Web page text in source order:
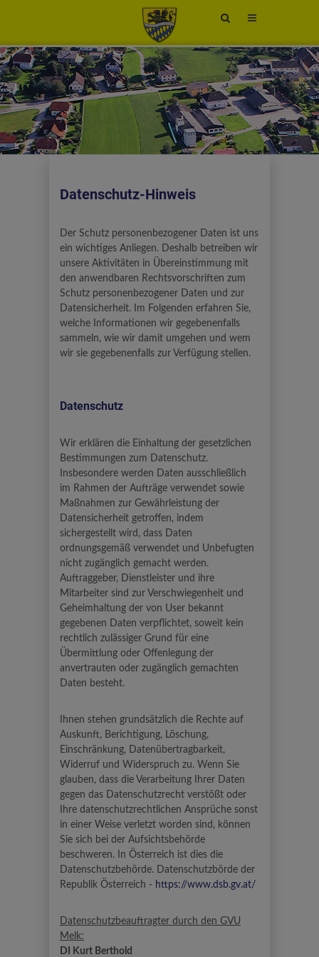
Site
toggle
Datenschutz-Hinweis
Der Schutz personenbezogener Daten ist uns
ein wichtiges Anliegen. Deshalb betreiben wir
unsere Aktivitäten in Übereinstimmung mit
den anwendbaren Rechtsvorschriften zum
Schutz personenbezogener Daten und zur
Datensicherheit. Im Folgenden erfahren Sie,
welche Informationen wir gegebenenfalls
sammeln, wie wir damit umgehen und wem
wir sie gegebenenfalls zur Verfügung stellen.
Datenschutz
Wir erklären die Einhaltung der gesetzlichen
Bestimmungen zum Datenschutz.
Insbesondere werden Daten ausschließlich
im Rahmen der Aufträge verwendet sowie
Maßnahmen zur Gewährleistung der
Datensicherheit getroffen, indem
sichergestellt wird, dass Daten
ordnungsgemäß verwendet und Unbefugten
nicht zugänglich gemacht werden.
Auftraggeber, Dienstleister und ihre
Mitarbeiter sind zur Verschwiegenheit und
Geheimhaltung der von User bekannt
gegebenen Daten verpflichtet, soweit kein
rechtlich zulässiger Grund für eine
Übermittlung oder Offenlegung der
anvertrauten oder zugänglich gemachten
Daten besteht.
Ihnen stehen grundsätzlich die Rechte auf
Auskunft, Berichtigung, Löschung,
Einschränkung, Datenübertragbarkeit,
Widerruf und Widerspruch zu. Wenn Sie
glauben, dass die Verarbeitung Ihrer Daten
gegen das Datenschutzrecht verstößt oder
Ihre datenschutzrechtlichen Ansprüche sonst
in einer Weise verletzt worden sind, können
Sie sich bei der Aufsichtsbehörde
beschweren. In Österreich ist dies die
Datenschutzbehörde. Datenschutzbörde der
Republik Österreich - https://www.dsb.gv.at/
Datenschutzbeauftragter durch den GVU
Melk:
DI Kurt Berthold